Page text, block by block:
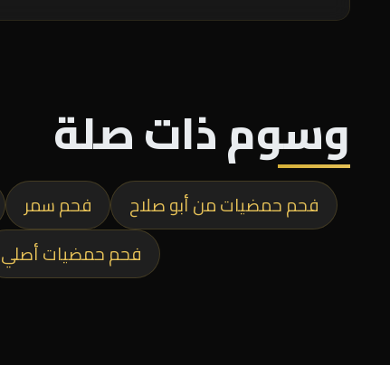
وسوم ذات صلة
فحم حمضيات من أبو صلاح فحم سمر
فحم حمضيات أصلي